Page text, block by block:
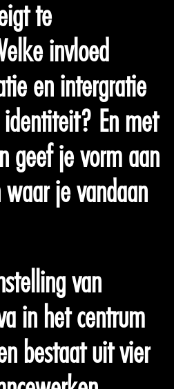
te
invloed
en intergratie
En met
geef je vorm aan
je vandaan
van
in het centrum
bestaat uit vier